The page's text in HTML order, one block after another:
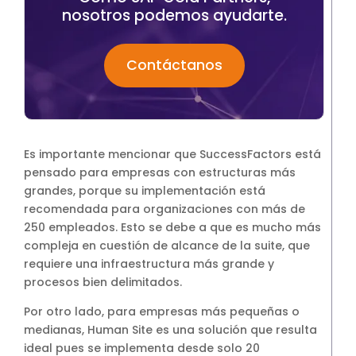
nosotros podemos ayudarte.
Contáctanos
Es importante mencionar que SuccessFactors está
pensado para empresas con estructuras más
grandes, porque su implementación está
recomendada para organizaciones con más de
250 empleados. Esto se debe a que es mucho más
compleja en cuestión de alcance de la suite, que
requiere una infraestructura más grande y
procesos bien delimitados.
Por otro lado, para empresas más pequeñas o
medianas, Human Site es una solución que resulta
ideal pues se implementa desde solo 20